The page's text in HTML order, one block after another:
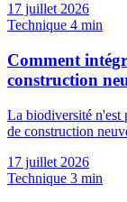
17 juillet 2026
Technique 4 min
Comment
construction
La biodiversité n'est
de construction
17 juillet 2026
Technique 3 min